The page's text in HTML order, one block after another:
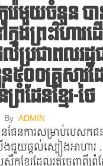
េមួយចំនួន ប
នុងព្រះវិហារ
ជាពលរដ្ឋ
០០គ្រួសារដ
ដែនខ្មែរ-ថៃ
By ADMIN
ផែនការសម្រាប់បេសកជ
ជួយផ្តល់ស្បៀងអាហារ
មែរដែលរត់ចេញពីព្រំដែ